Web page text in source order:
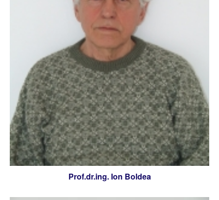
Prof.dr.ing. Ion Boldea